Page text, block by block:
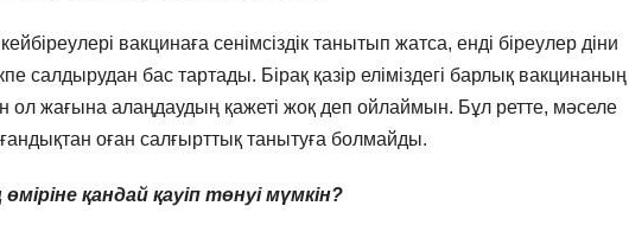
вакцинаға сенімсіздік танытып жатса, енді біреулер діни
салдырудан бас тартады. Бірақ қазір еліміздегі барлық вакцинаның
жағына алаңдаудың қажеті жоқ деп ойлаймын. Бұл ретте, мәселе
оған салғырттық танытуға болмайды.
қандай қауіп төнуі мүмкін?